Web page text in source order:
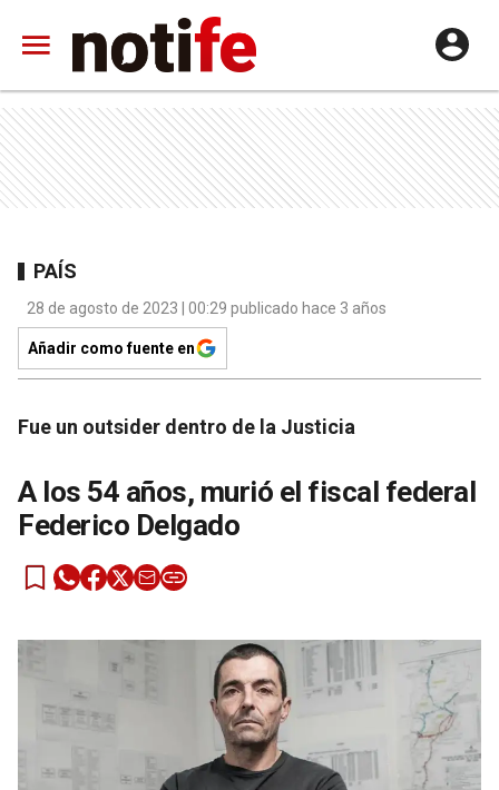
PAÍS
28 de agosto de 2023 | 00:29 publicado hace 3 años
Añadir como fuente en
Fue un outsider dentro de la Justicia
A los 54 años, murió el fiscal federal
Federico Delgado